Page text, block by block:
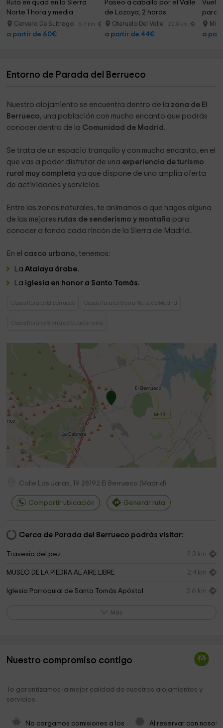
Ruta en quad en la Sierra
Norte 1 hora y media
Cervera De Buitrago 6.7 km
a partir de 60€
Paseo a caballo por el Valle
de Lozoya, 2 horas
Oteruelo Del Valle 22.8 km
a partir de 44€
Vuelo
a
Entorno de Parada del Berrueco
Nuestro alojamiento se encuentra dentro de la zona de El
Berrueco, una población con mucho encanto que podrás
conocer dentro de la Comunidad de Madrid.
Se trata de un espacio tranquilo y con mucho encanto, en el
que vas a poder disfrutar de una experiencia de turismo
rural muy completa ya que dispone de una amplia oferta
de actividades y servicios.
Entre las zonas naturales, te animamos a que hagas alguna
de las mejores rutas de senderismo y montaña para
conocer a fondo cada rincón de la Sierra de Madrid.
En el casco urbano, tenemos:
LaAtalaya árabe.
La iglesia en honor a Santo Tomás.
Casas Rurales El Berrueco Casas Rurales Sierra Norte de Madrid
Casas Rurales Sierra de Guadarrama
Calle Las Jaras, 19 28192 El Berrueco ( Madrid )
Compartir ubicación Generar ruta
Cerca de Parada del Berrueco podrás visitar:
Travesia.del.pez 2,3 km
MUSEO DE LA PIEDRA AL AIRE LIBRE 2,4 km
Iglesia Parroquial de Santo Tomás Apóstol 2,6 km
Parroquia de La Inmaculada Concepción 2,9 km
Centro Conservacion Zona Norte
Tanatorio Municipal - La Cabrera
Más
Nuestro compromiso contigo
Te garantizamos la mejor calidad de nuestros alojamientos y
servicios
No cargamos comisiones a los
Al reservar con